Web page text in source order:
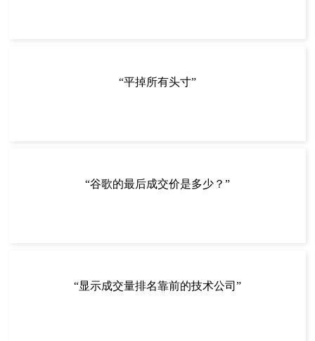
“平掉所有头寸”
“谷歌的最后成交价是多少？”
“显示成交量排名靠前的技术公司”